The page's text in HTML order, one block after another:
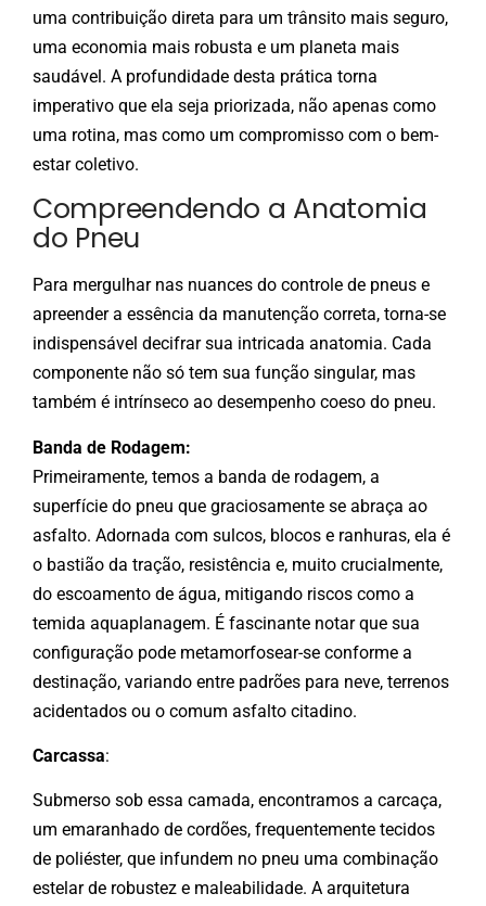
uma contribuição direta para um trânsito mais seguro,
uma economia mais robusta e um planeta mais
saudável. A profundidade desta prática torna
imperativo que ela seja priorizada, não apenas como
uma rotina, mas como um compromisso com o bem-
estar coletivo.
Compreendendo a Anatomia
do Pneu
Para mergulhar nas nuances do controle de pneus e
apreender a essência da manutenção correta, torna-se
indispensável decifrar sua intricada anatomia. Cada
componente não só tem sua função singular, mas
também é intrínseco ao desempenho coeso do pneu.
Banda de Rodagem:
Primeiramente, temos a banda de rodagem, a
superfície do pneu que graciosamente se abraça ao
asfalto. Adornada com sulcos, blocos e ranhuras, ela é
o bastião da tração, resistência e, muito crucialmente,
do escoamento de água, mitigando riscos como a
temida aquaplanagem. É fascinante notar que sua
configuração pode metamorfosear-se conforme a
destinação, variando entre padrões para neve, terrenos
acidentados ou o comum asfalto citadino.
Carcassa:
Submerso sob essa camada, encontramos a carcaça,
um emaranhado de cordões, frequentemente tecidos
de poliéster, que infundem no pneu uma combinação
estelar de robustez e maleabilidade. A arquitetura